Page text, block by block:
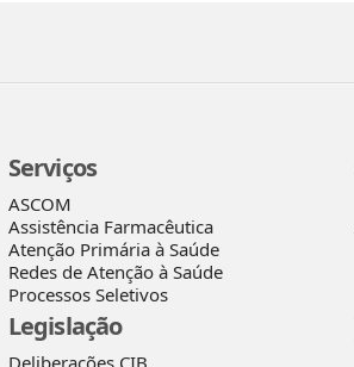
Serviços
ASCOM
Assistência Farmacêutica
Atenção Primária à Saúde
Redes de Atenção à Saúde
Processos Seletivos
Legislação
Deliberações CIB